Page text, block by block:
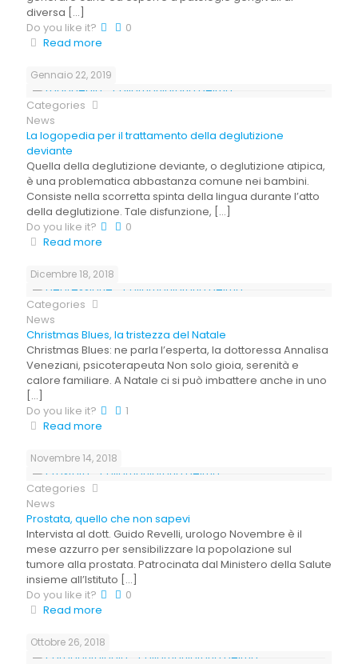
diversa […]
Do you like it?
0
Read more
Gennaio 22, 2019
Categories
News
La logopedia per il trattamento della deglutizione
deviante
Quella della deglutizione deviante, o deglutizione atipica,
è una problematica abbastanza comune nei bambini.
Consiste nella scorretta spinta della lingua durante l’atto
della deglutizione. Tale disfunzione, […]
Do you like it?
0
Read more
Dicembre 18, 2018
Categories
News
Christmas Blues, la tristezza del Natale
Christmas Blues: ne parla l’esperta, la dottoressa Annalisa
Veneziani, psicoterapeuta Non solo gioia, serenità e
calore familiare. A Natale ci si può imbattere anche in uno
[…]
Do you like it?
1
Read more
Novembre 14, 2018
Categories
News
Prostata, quello che non sapevi
Intervista al dott. Guido Revelli, urologo Novembre è il
mese azzurro per sensibilizzare la popolazione sul
tumore alla prostata. Patrocinata dal Ministero della Salute
insieme all’Istituto […]
Do you like it?
0
Read more
Ottobre 26, 2018